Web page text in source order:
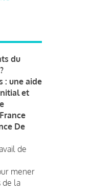
du
: une aide
et
De
de
mener
de la